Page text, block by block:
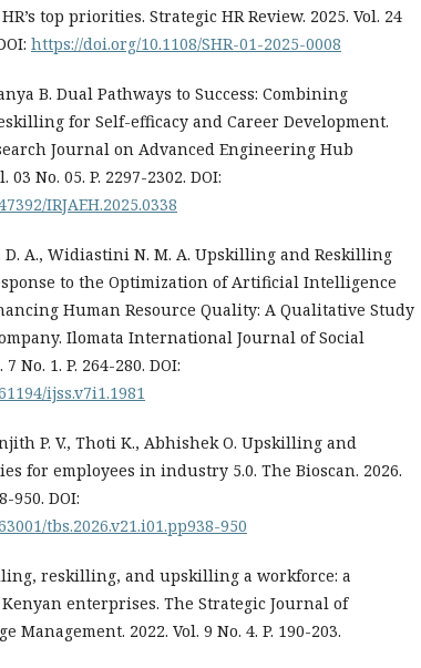
top priorities. Strategic HR Review. 2025. Vol. 24
https://doi.org/10.1108/SHR-01-2025-0008
B. Dual Pathways to Success: Combining
for Self-efficacy and Career Development.
Journal on Advanced Engineering Hub
03 No. 05. P. 2297-2302. DOI:
IRJAEH.2025.0338
A., Widiastini N. M. A. Upskilling and Reskilling
to the Optimization of Artificial Intelligence
Human Resource Quality: A Qualitative Study
Ilomata International Journal of Social
No. 1. P. 264-280. DOI:
ijss.v7i1.1981
P. V., Thoti K., Abhishek O. Upskilling and
for employees in industry 5.0. The Bioscan. 2026.
950. DOI:
tbs.2026.v21.i01.pp938-950
reskilling, and upskilling a workforce: a
enterprises. The Strategic Journal of
Management. 2022. Vol. 9 No. 4. P. 190-203.